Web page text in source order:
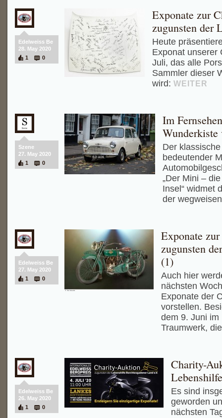
Edelweiss Be
28. May 2020
1
0
Exponate zur
zugunsten der
Heute
Exponat unserer
Juli, das alle
Sammler dieser
wird: WEITER
Szene
27. May 2020
1
0
Im
Wunderkiste
Der
bedeutender
„Der Mini –
Insel“ widmet
der
Edelweiss Be
27. May 2020
1
0
Exponate
zugunsten
(1)
Auch hier
nächsten
Exponate der
vorstellen.
dem 9. Juni im
Traumwerk,
Edelweiss Be
26. May 2020
1
0
Charity-
Es sind
geworden
nächsten